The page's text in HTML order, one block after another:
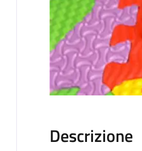
Descrizione